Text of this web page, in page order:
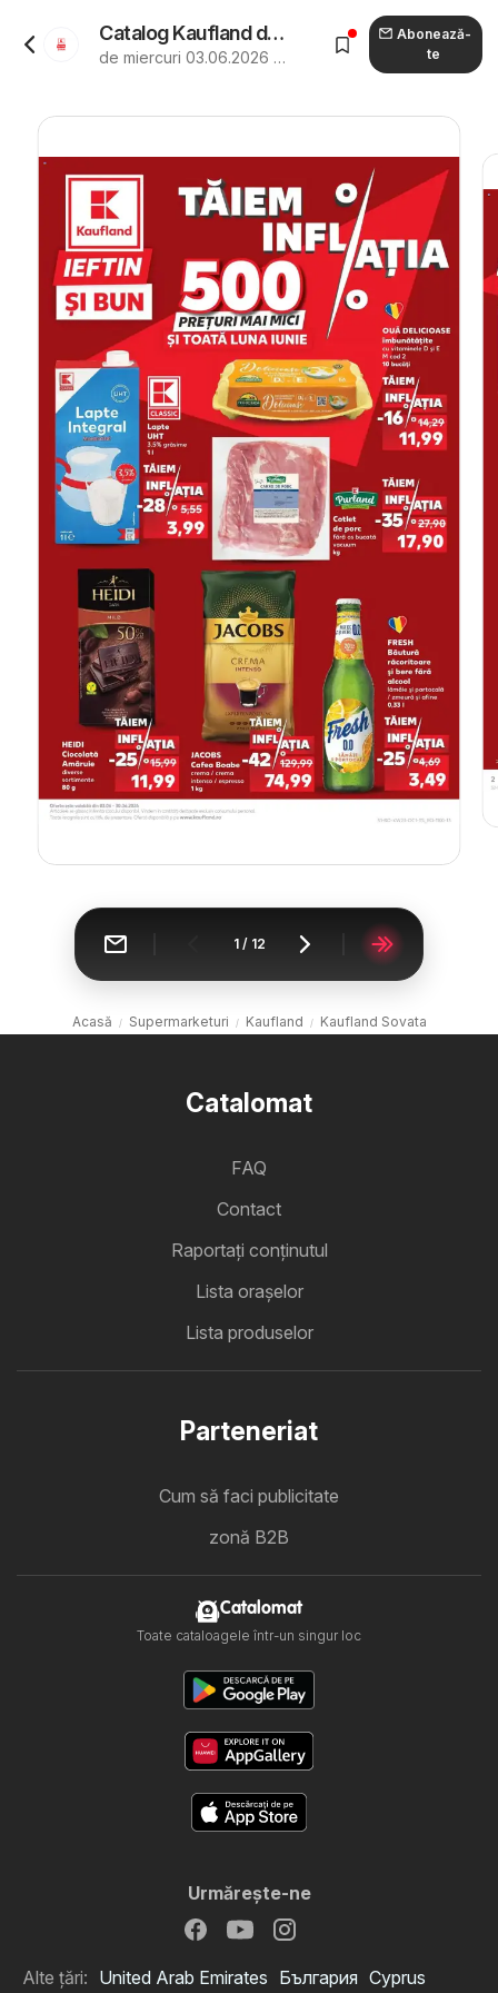
Catalog Kaufland de la 03.06.2026 - Revista "Kaufland Sovata"
de miercuri 03.06.2026 până marți 30.06.2026
Abonează-
te
1/ 12
Acasă Supermarketuri Kaufland Kaufland Sovata
Catalomat
FAQ
Contact
Raportați conținutul
Lista oraşelor
Lista produselor
Parteneriat
Cum să faci publicitate
zonă B2B
Catalomat
Toate cataloagele într-un singur loc
Urmăreşte-ne
Alte țări: United Arab Emirates България Cyprus